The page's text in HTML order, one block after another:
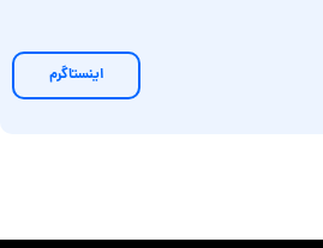
اینستاگرم